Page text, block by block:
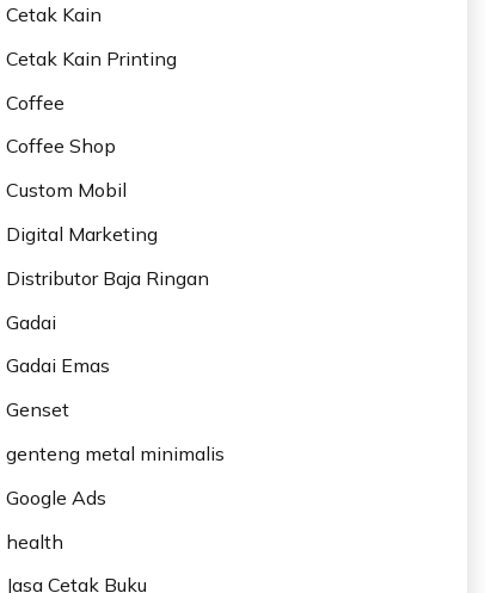
Cetak Kain
Cetak Kain Printing
Coffee
Coffee Shop
Custom Mobil
Digital Marketing
Distributor Baja Ringan
Gadai
Gadai Emas
Genset
genteng metal minimalis
Google Ads
health
Jasa Cetak Buku